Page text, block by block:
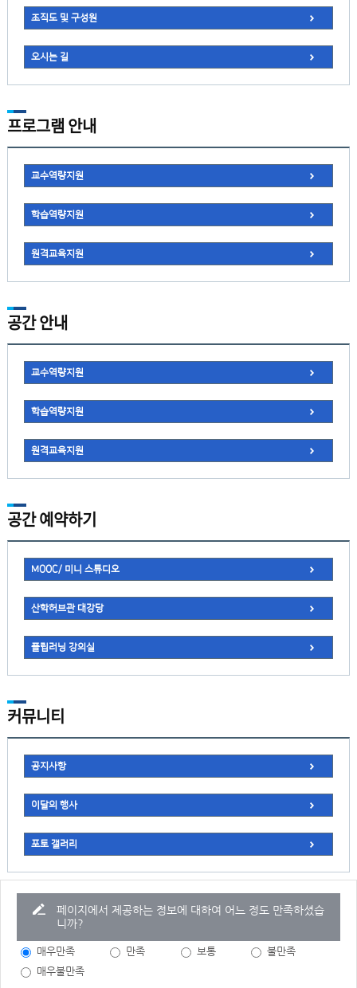
조직도 및 구성원
오시는 길
프로그램 안내
교수역량지원
학습역량지원
원격교육지원
공간 안내
교수역량지원
학습역량지원
원격교육지원
공간 예약하기
MOOC/ 미니 스튜디오
산학허브관 대강당
플립러닝 강의실
커뮤니티
공지사항
이달의 행사
포토 갤러리
페이지에서 제공하는 정보에 대하여 어느 정도 만족하셨습
니까?
매우만족 만족 보통
불만족
매우불만족